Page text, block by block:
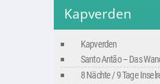
Kapverden
Kapverden
Santo Antão – Das
8 Nächte / 9 Tage